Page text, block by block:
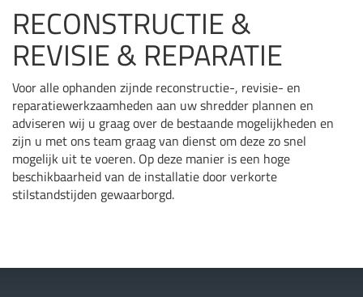
RECONSTRUCTIE &
REVISIE & REPARATIE
Voor alle ophanden zijnde reconstructie-, revisie- en
reparatiewerkzaamheden aan uw shredder plannen en
adviseren wij u graag over de bestaande mogelijkheden en
zijn u met ons team graag van dienst om deze zo snel
mogelijk uit te voeren. Op deze manier is een hoge
beschikbaarheid van de installatie door verkorte
stilstandstijden gewaarborgd.